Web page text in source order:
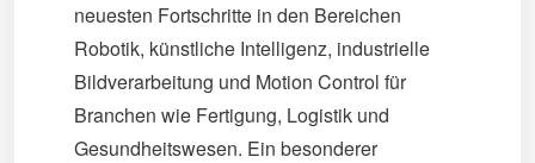
neuesten Fortschritte in den Bereichen
Robotik, künstliche Intelligenz, industrielle
Bildverarbeitung und Motion Control für
Branchen wie Fertigung, Logistik und
Gesundheitswesen. Ein besonderer